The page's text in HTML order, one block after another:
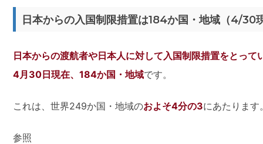
日本からの入国制限措置は184か国・地域（4/30
日本からの渡航者や日本人に対して入国制限措置をとって
4月30日現在、184か国・地域です。
これは、世界249か国・地域のおよそ4分の3にあたります
参照